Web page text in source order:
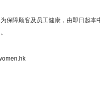
保障顾客及员工健康，由即日起本